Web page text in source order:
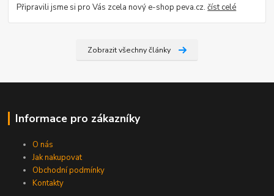
Připravili jsme si pro Vás zcela nový e-shop peva.cz.číst celé
Zobrazit všechny články
Informace pro zákazníky
O nás
Jak nakupovat
Obchodní podmínky
Kontakty